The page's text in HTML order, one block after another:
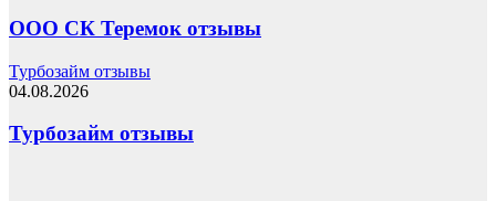
ООО СК Теремок отзывы
Турбозайм отзывы
04.08.2026
Турбозайм отзывы